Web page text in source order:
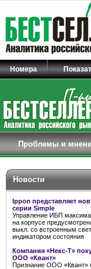
Номера
Проблемы и
Новости
Ippon представляет
серии Simple
Управление ИБП
на корпусе
выкл. со встроенным
индикатором состояния
Компания «Некс-Т»
ООО «Квант»
Признание ООО «Квант»